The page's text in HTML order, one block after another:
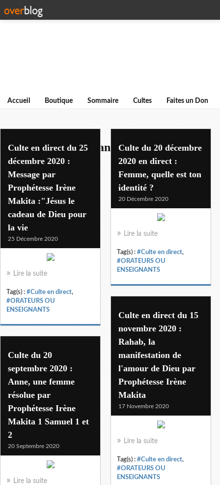
Accueil Boutique Sommaire Cultes Faites un Don
orateurs ou enseignants
Culte en direct du 25
décembre 2020 :
Message par
Prophétesse Irène
Makita :"Jésus le
cadeau de Dieu pour
la vie
25 Décembre 2020
Lire la suite
Tag(s) : #Culte en direct,
#ORATEURS OU
ENSEIGNANTS
Culte du 20 décembre
2020 en direct :
Femme, quelle est ton
identité ?
20 Décembre 2020
Lire la suite
Tag(s) : #Culte en direct,
#ORATEURS OU
ENSEIGNANTS
Culte en direct du 15
novembre 2020 :
Rahab, la
manifestation de
l'amour de Dieu par
Prophétesse Irène
Makita
17 Novembre 2020
Lire la suite
Tag(s) : #Culte en direct,
#ORATEURS OU
ENSEIGNANTS
Culte du 20
septembre 2020 :
Anne, une femme
résolue par
Prophétesse Irène
Makita 1 Samuel 1 et
2
20 Septembre 2020
Lire la suite